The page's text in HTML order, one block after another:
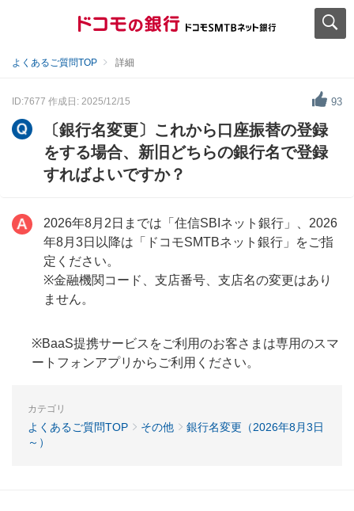
よくあるご質問TOP 詳細
ID:7677 作成日: 2025/12/15 93
〔銀行名変更〕これから口座振替の登録
をする場合、新旧どちらの銀行名で登録
すればよいですか？
2026年8月2日までは「住信SBIネット銀行」、2026
年8月3日以降は「ドコモSMTBネット銀行」をご指
定ください。
※金融機関コード、支店番号、支店名の変更はあり
ません。
※BaaS提携サービスをご利用のお客さまは専用のスマ
ートフォンアプリからご利用ください。
カテゴリ
よくあるご質問TOP その他
銀行名変更（2026年8月3日
～）